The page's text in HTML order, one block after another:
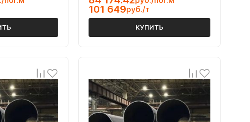
101 649руб./т
КУПИТЬ